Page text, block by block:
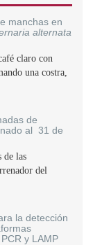
manchas en
alternata
claro con
una costra,
de
al 31 de
de las
del
la detección
y LAMP